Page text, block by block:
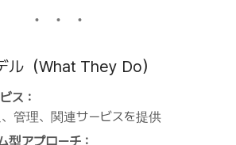
（What They Do）
ス：
管理、関連サービスを提供
型アプローチ：